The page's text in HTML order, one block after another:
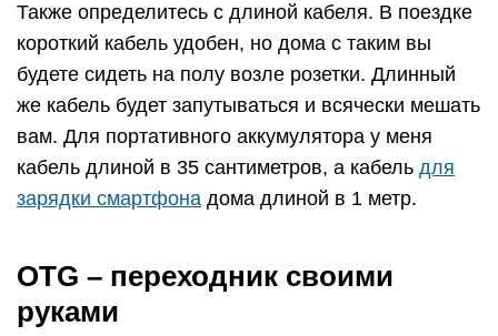
Также определитесь с длиной кабеля. В поездке
короткий кабель удобен, но дома с таким вы
будете сидеть на полу возле розетки. Длинный
же кабель будет запутываться и всячески мешать
вам. Для портативного аккумулятора у меня
кабель длиной в 35 сантиметров, а кабель для
зарядки смартфона дома длиной в 1 метр.
OTG – переходник своими
руками